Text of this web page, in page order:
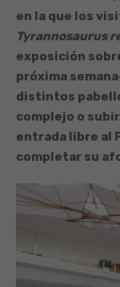
en la que los
Tyrannosaurus
exposición
próxima
distintos
complejo o
entrada libre al
completar su